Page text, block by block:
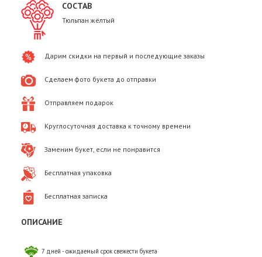
СОСТАВ
Тюльпан жёлтый
Дарим скидки на первый и последующие заказы
Сделаем фото букета до отправки
Отправляем подарок
Круглосуточная доставка к точному времени
Заменим букет, если не понравится
Бесплатная упаковка
Бесплатная записка
ОПИСАНИЕ
7 дней - ожидаемый срок свежести букета